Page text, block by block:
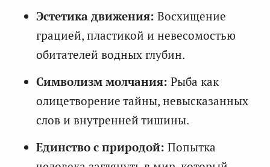
Эстетика движения: Восхищение
грацией, пластикой и невесомостью
обитателей водных глубин.
Символизм молчания: Рыба как
олицетворение тайны, невысказанных
слов и внутренней тишины.
Единство с природой: Попытка